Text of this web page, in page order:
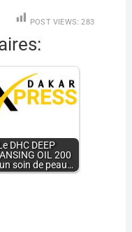
POST VIEWS: 283
DHC DEEP
OIL 200
soin de peau…